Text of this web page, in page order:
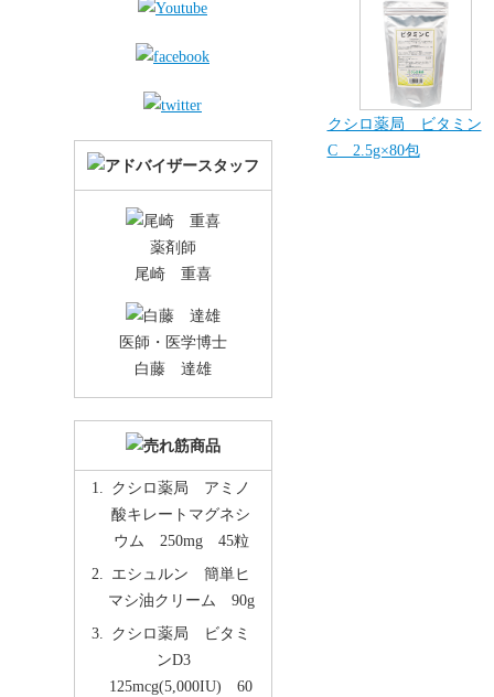
クシロ薬局 ビタミン
C 2.5g×80包
薬剤師
尾崎 重喜
医師・医学博士
白藤 達雄
クシロ薬局 アミノ
酸キレートマグネシ
ウム 250mg 45粒
エシュルン 簡単ヒ
マシ油クリーム 90g
クシロ薬局 ビタミ
ンD3
125mcg(5,000IU) 60